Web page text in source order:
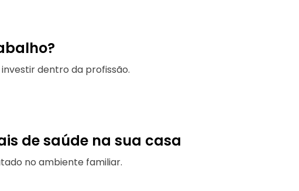
dentro da profissão.
de saúde na sua casa
no ambiente familiar.